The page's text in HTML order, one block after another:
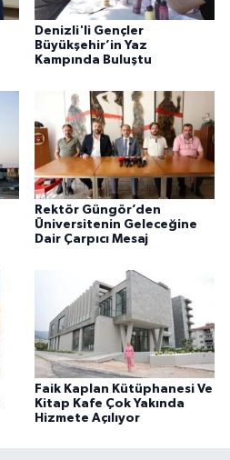
Denizli'li Gençler
Büyükşehir’in Yaz
Kampında Buluştu
Rektör Güngör’den
Üniversitenin Geleceğine
Dair Çarpıcı Mesaj
Faik Kaplan Kütüphanesi Ve
Kitap Kafe Çok Yakında
Hizmete Açılıyor